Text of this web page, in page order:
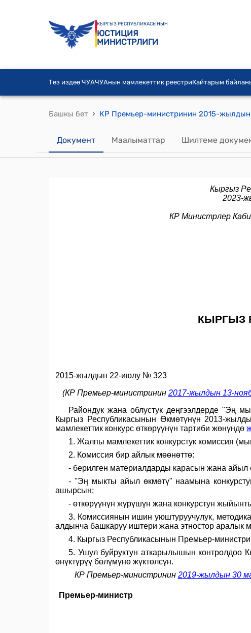
КЫРГЫЗ РЕСПУБЛИКАСЫНЫН
ЮСТИЦИЯ
МИНИСТРЛИГИ
Тез издөө ЧУАЧУАнын мамлекеттик реестриКайтарым
Башкы бет ›
Документ Маалыматтар Шилтеме